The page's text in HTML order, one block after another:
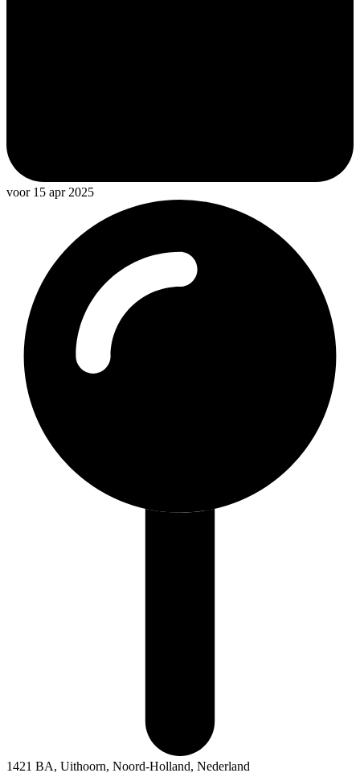
voor 15 apr 2025
1421 BA, Uithoorn, Noord-Holland, Nederland